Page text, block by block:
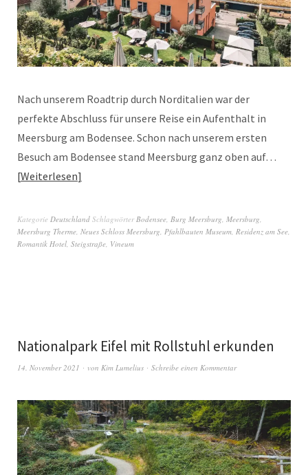
Nach unserem Roadtrip durch Norditalien war der
perfekte Abschluss für unsere Reise ein Aufenthalt in
Meersburg am Bodensee. Schon nach unserem ersten
Besuch am Bodensee stand Meersburg ganz oben auf…
Weiterlesen
Kategorie Deutschland SchlagwörterBodensee, Burg Meersburg, Meersburg,
Meersburg Therme, Neues Schloss Meersburg, Pfahlbauten Museum, Residenz am See,
Romantik Hotel, Steigstraße, Vineum
Nationalpark Eifel mit Rollstuhl erkunden
14. November 2021 von Kim Lumelius Schreibe einen Kommentar